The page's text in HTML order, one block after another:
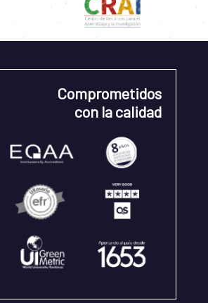
Comprometidos
con la calidad